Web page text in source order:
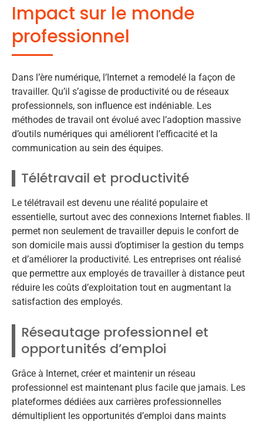
Impact sur le monde
professionnel
Dans l’ère numérique, l’Internet a remodelé la façon de
travailler. Qu’il s’agisse de productivité ou de réseaux
professionnels, son influence est indéniable. Les
méthodes de travail ont évolué avec l’adoption massive
d’outils numériques qui améliorent l’efficacité et la
communication au sein des équipes.
Télétravail et productivité
Le télétravail est devenu une réalité populaire et
essentielle, surtout avec des connexions Internet fiables. Il
permet non seulement de travailler depuis le confort de
son domicile mais aussi d’optimiser la gestion du temps
et d’améliorer la productivité. Les entreprises ont réalisé
que permettre aux employés de travailler à distance peut
réduire les coûts d’exploitation tout en augmentant la
satisfaction des employés.
Réseautage professionnel et
opportunités d’emploi
Grâce à Internet, créer et maintenir un réseau
professionnel est maintenant plus facile que jamais. Les
plateformes dédiées aux carrières professionnelles
démultiplient les opportunités d’emploi dans maints